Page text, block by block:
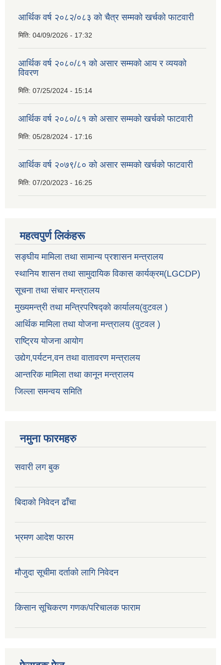
आर्थिक वर्ष २०८२/०८३ को चैत्र सम्मको खर्चको फाटवारी
मिति: 04/09/2026 - 17:32
आर्थिक वर्ष २०८०/८१ को असार सम्मको आय र व्ययको
विवरण
मिति: 07/25/2024 - 15:14
आर्थिक वर्ष २०८०/८१ को असार सम्मको खर्चको फाटवारी
मिति: 05/28/2024 - 17:16
आर्थिक वर्ष २०७९/८० को असार सम्मको खर्चको फाटवारी
मिति: 07/20/2023 - 16:25
महत्वपुर्ण लिकंहरू
सङ्घीय मामिला तथा सामान्य प्रशासन मन्त्रालय
स्थानिय शासन तथा सामुदायिक विकास कार्यक्रम(LGCDP)
सूचना तथा संचार मन्त्रालय
मुख्यमन्त्री तथा मन्त्रिपरिषद्को कार्यालय(वुटवल )
आर्थिक मामिला तथा योजना मन्त्रालय (वुटवल )
राष्ट्रिय योजना आयोग
उद्येग,पर्यटन,वन तथा वातावरण मन्त्रालय
आन्तरिक मामिला तथा कानून मन्त्रालय
जिल्ला समन्वय समिति
नमुना फारमहरु
सवारी लग बुक
बिदाको निवेदन ढाँचा
भ्रमण आदेश फारम
मौजुदा सूचीमा दर्ताको लागि निवेदन
किसान सूचिकरण गणक/परिचालक फाराम